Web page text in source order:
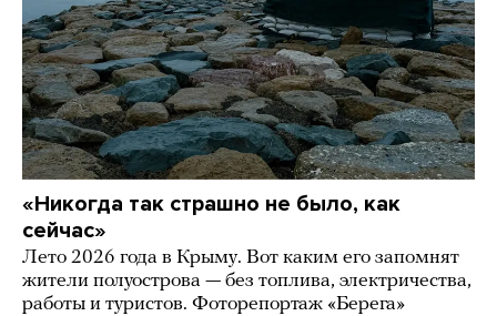
«Никогда так страшно не было, как
сейчас»
Лето 2026 года в Крыму. Вот каким его запомнят
жители полуострова — без топлива, электричества,
работы и туристов. Фоторепортаж «Берега»